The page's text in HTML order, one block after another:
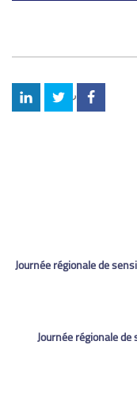
شارك:
Journée régionale de
Journée régionale